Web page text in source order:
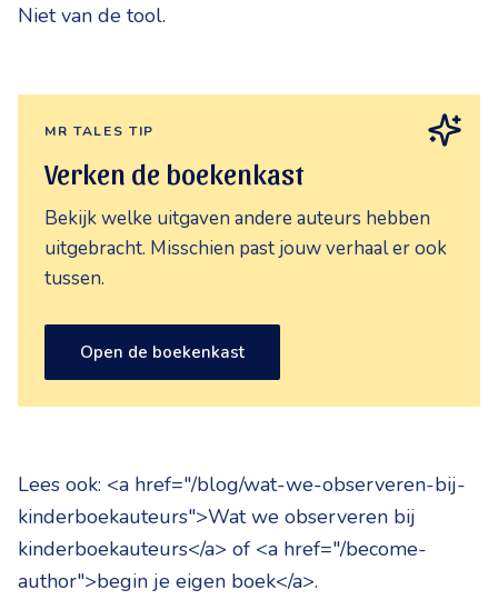
Niet van de tool.
MR TALES TIP
Verken de boekenkast
Bekijk welke uitgaven andere auteurs hebben
uitgebracht. Misschien past jouw verhaal er ook
tussen.
Open de boekenkast
Lees ook: <a href="/blog/wat-we-observeren-bij-
kinderboekauteurs">Wat we observeren bij
kinderboekauteurs</a> of <a href="/become-
author">begin je eigen boek</a>.